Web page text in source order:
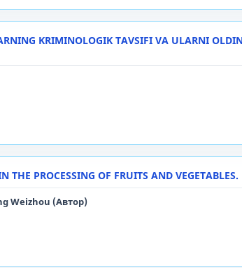
KRIMINOLOGIK TAVSIFI VA ULARNI
PROCESSING OF FRUITS AND VEGETABLES.
Weizhou (Автор)